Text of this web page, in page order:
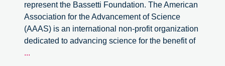
represent the Bassetti Foundation. The American
Association for the Advancement of Science
(AAAS) is an international non-profit organization
dedicated to advancing science for the benefit of
...